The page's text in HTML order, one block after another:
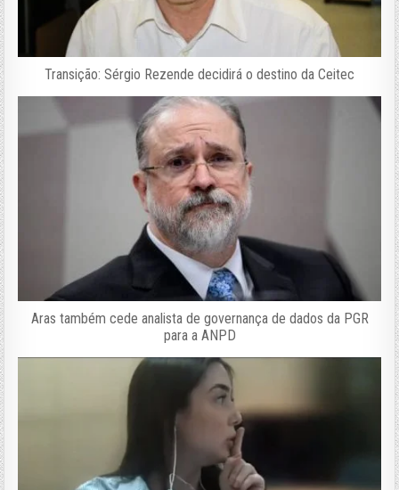
Transição: Sérgio Rezende decidirá o destino da Ceitec
Aras também cede analista de governança de dados da PGR
para a ANPD